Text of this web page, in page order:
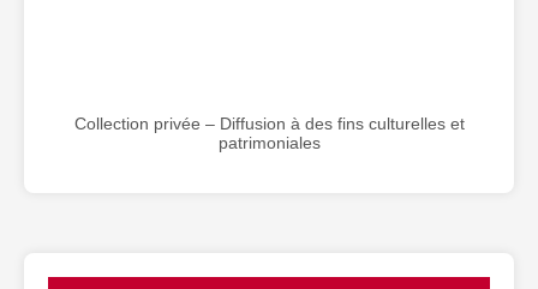
Collection privée – Diffusion à des fins culturelles et
patrimoniales